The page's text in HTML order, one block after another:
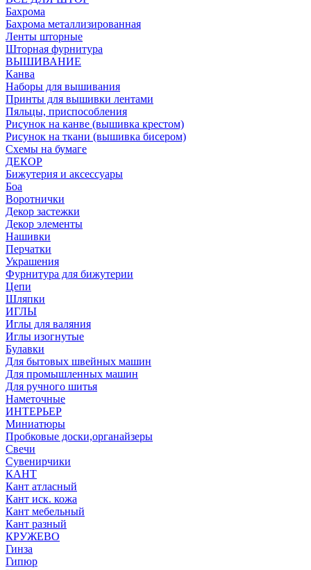
Бахрома
Бахрома металлизированная
Ленты шторные
Шторная фурнитура
ВЫШИВАНИЕ
Канва
Наборы для вышивания
Принты для вышивки лентами
Пяльцы, приспособления
Рисунок на канве (вышивка крестом)
Рисунок на ткани (вышивка бисером)
Схемы на бумаге
ДЕКОР
Бижутерия и аксессуары
Боа
Воротнички
Декор застежки
Декор элементы
Нашивки
Перчатки
Украшения
Фурнитура для бижутерии
Цепи
Шляпки
ИГЛЫ
Иглы для валяния
Иглы изогнутые
Булавки
Для бытовых швейных машин
Для промышленных машин
Для ручного шитья
Наметочные
ИНТЕРЬЕР
Миниатюры
Пробковые доски,органайзеры
Свечи
Сувенирчики
КАНТ
Кант атласный
Кант иск. кожа
Кант мебельный
Кант разный
КРУЖЕВО
Гинза
Гипюр